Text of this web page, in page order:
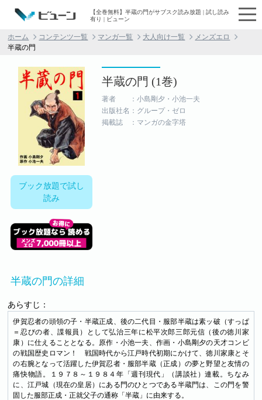
【全巻無料】半蔵の門がサブスク読み放題 | 試し読み
有り | ビューン
ホーム コンテンツ一覧 マンガ一覧 大人向け一覧
メンズエロ
半蔵の門
ブック放題で試し
読み
半蔵の門 (1巻)
著者 ：小島剛夕・小池一夫
出版社名：グループ・ゼロ
掲載誌 ：マンガの金字塔
半蔵の門の詳細
あらすじ：
伊賀忍者の頭領の子・半蔵正成、後の二代目・服部半蔵は素ッ破（すっぱ
＝忍びの者、諜報員）として弘治三年に松平次郎三郎元信（後の徳川家
康）に仕えることとなる。原作・小池一夫、作画・小島剛夕の天才コンビ
の戦国歴史ロマン！ 戦国時代から江戸時代初期にかけて、徳川家康とそ
の右腕となって活躍した伊賀忍者・服部半蔵（正成）の夢と野望と友情の
痛快物語。１９７８～１９８４年「週刊現代」（講談社）連載。ちなみ
に、江戸城（現在の皇居）にある門のひとつである半蔵門は、この門を警
固した服部正成・正就父子の通称「半蔵」に由来する。